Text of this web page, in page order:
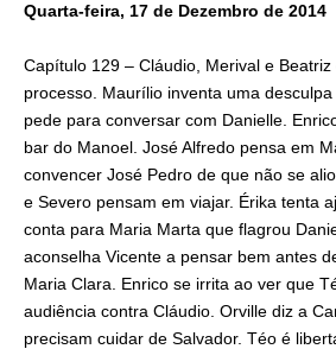
Quarta-feira, 17 de Dezembro de 2014
Capítulo 129 – Cláudio, Merival e
processo. Maurílio inventa uma
pede para conversar com Danielle.
bar do Manoel. José Alfredo pensa em
convencer José Pedro de que não se
e Severo pensam em viajar. Érika tenta
conta para Maria Marta que flagrou
aconselha Vicente a pensar bem antes
Maria Clara. Enrico se irrita ao ver que
audiência contra Cláudio. Orville diz a
precisam cuidar de Salvador. Téo é